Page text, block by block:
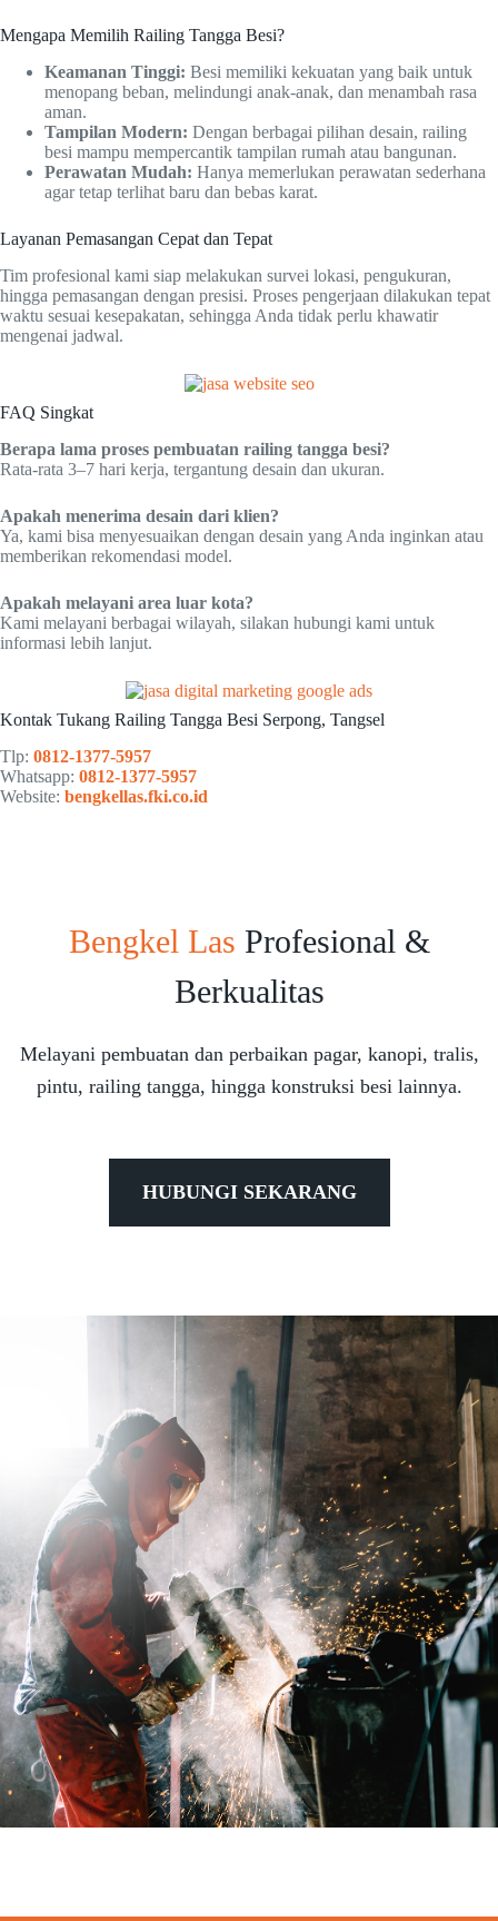
Mengapa Memilih Railing Tangga Besi?
Keamanan Tinggi: Besi memiliki kekuatan yang baik untuk
menopang beban, melindungi anak-anak, dan menambah rasa
aman.
Tampilan Modern: Dengan berbagai pilihan desain, railing
besi mampu mempercantik tampilan rumah atau bangunan.
Perawatan Mudah: Hanya memerlukan perawatan sederhana
agar tetap terlihat baru dan bebas karat.
Layanan Pemasangan Cepat dan Tepat
Tim profesional kami siap melakukan survei lokasi, pengukuran,
hingga pemasangan dengan presisi. Proses pengerjaan dilakukan tepat
waktu sesuai kesepakatan, sehingga Anda tidak perlu khawatir
mengenai jadwal.
FAQ Singkat
Berapa lama proses pembuatan railing tangga besi?
Rata-rata 3–7 hari kerja, tergantung desain dan ukuran.
Apakah menerima desain dari klien?
Ya, kami bisa menyesuaikan dengan desain yang Anda inginkan atau
memberikan rekomendasi model.
Apakah melayani area luar kota?
Kami melayani berbagai wilayah, silakan hubungi kami untuk
informasi lebih lanjut.
Kontak Tukang Railing Tangga Besi Serpong, Tangsel
Tlp: 0812-1377-5957
Whatsapp: 0812-1377-5957
Website: bengkellas.fki.co.id
Bengkel Las Profesional &
Berkualitas
Melayani pembuatan dan perbaikan pagar, kanopi, tralis,
pintu, railing tangga, hingga konstruksi besi lainnya.
HUBUNGI SEKARANG